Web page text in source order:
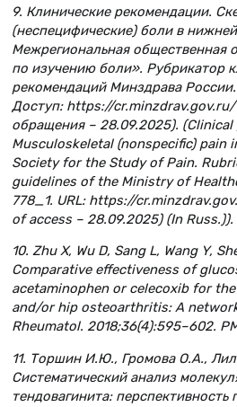
9. Клинические рекомендации.
(неспецифические) боли в
Межрегиональная общественная
по изучению боли». Рубрикатор
рекомендаций Минздрава
Доступ: https://
обращения – 28.09.2025). (Clinical
Musculoskeletal (nonspecific) pain
Society for the Study of Pain.
guidelines of the Ministry of
778_1. URL: https://
of access – 28.09.2025) (In Russ.)).
10. Zhu X, Wu D, Sang L, Wang Y,
Comparative effectiveness of
acetaminophen or celecoxib for
and/or hip osteoarthritis: A
Rheumatol. 2018;36(4):595–602.
11. Торшин И.Ю., Громова О.А.,
Систематический анализ
тендовагинита: перспективность